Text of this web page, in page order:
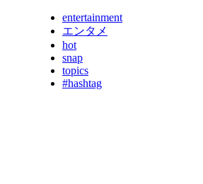
entertainment
エンタメ
hot
snap
topics
#hashtag